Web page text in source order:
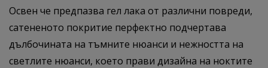
Освен че предпазва гел лака от различни повреди,
сатененото покритие перфектно подчертава
дълбочината на тъмните нюанси и нежността на
светлите нюанси, което прави дизайна на ноктите